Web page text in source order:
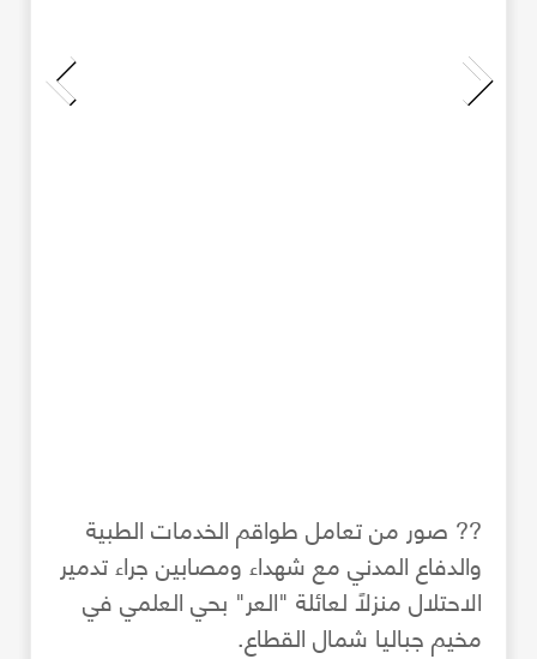
?? صور من تعامل طواقم الخدمات الطبية
والدفاع المدني مع شهداء ومصابين جراء تدمير
الاحتلال منزلاً لعائلة "العر" بحي العلمي في
مخيم جباليا شمال القطاع.